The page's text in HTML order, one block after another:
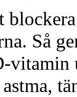
Så
vitamin